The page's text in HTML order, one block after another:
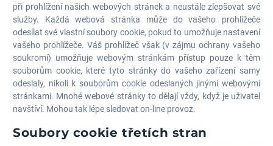
při prohlížení našich webových stránek a neustále zlepšovat své
služby. Každá webová stránka může do vašeho prohlížeče
odesílat své vlastní soubory cookie, pokud to umožňuje nastavení
vašeho prohlížeče. Váš prohlížeč však (v zájmu ochrany vašeho
soukromí) umožňuje webovým stránkám přístup pouze k těm
souborům cookie, které tyto stránky do vašeho zařízení samy
odeslaly, nikoli k souborům cookie odeslaných jinými webovými
stránkami. Mnohé webové stránky to dělají vždy, když je uživatel
navštíví. Mohou tak lépe sledovat on-line provoz.
Soubory cookie třetích stran